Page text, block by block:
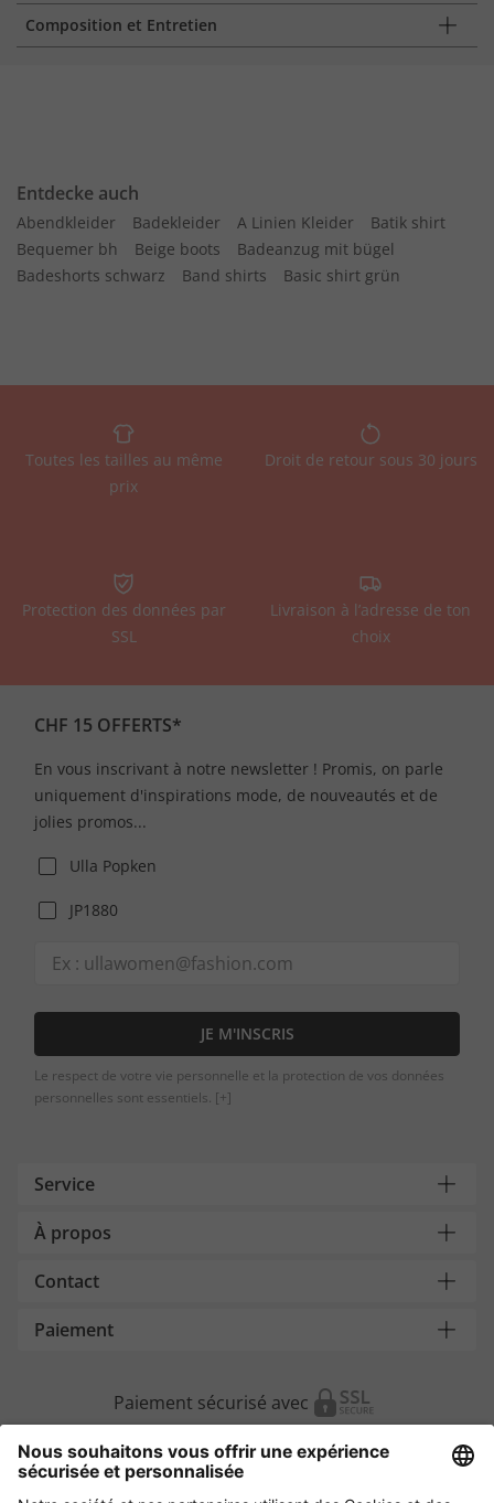
Composition et Entretien
Entdecke auch
Abendkleider Badekleider A Linien Kleider
Batik shirt
Bequemer bh
Beige boots
Badeanzug mit bügel
Badeshorts schwarz
Band shirts Basic shirt grün
Toutes les tailles au même
prix
Droit de retour sous 30 jours
Protection des données par
SSL
Livraison à l’adresse de ton
choix
CHF 15 OFFERTS*
En vous inscrivant à notre newsletter ! Promis, on parle
uniquement d'inspirations mode, de nouveautés et de
jolies promos...
Ulla Popken
JP1880
JE M'INSCRIS
Le respect de votre vie personnelle et la protection de vos données
personnelles sont essentiels. [+]
Service
À propos
Contact
Paiement
Paiement sécurisé avec
Autres magasins en ligne